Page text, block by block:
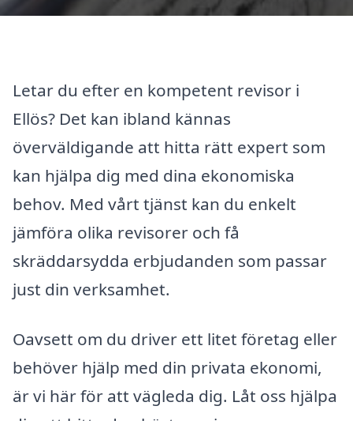
Letar du efter en kompetent revisor i
Ellös? Det kan ibland kännas
överväldigande att hitta rätt expert som
kan hjälpa dig med dina ekonomiska
behov. Med vårt tjänst kan du enkelt
jämföra olika revisorer och få
skräddarsydda erbjudanden som passar
just din verksamhet.
Oavsett om du driver ett litet företag eller
behöver hjälp med din privata ekonomi,
är vi här för att vägleda dig. Låt oss hjälpa